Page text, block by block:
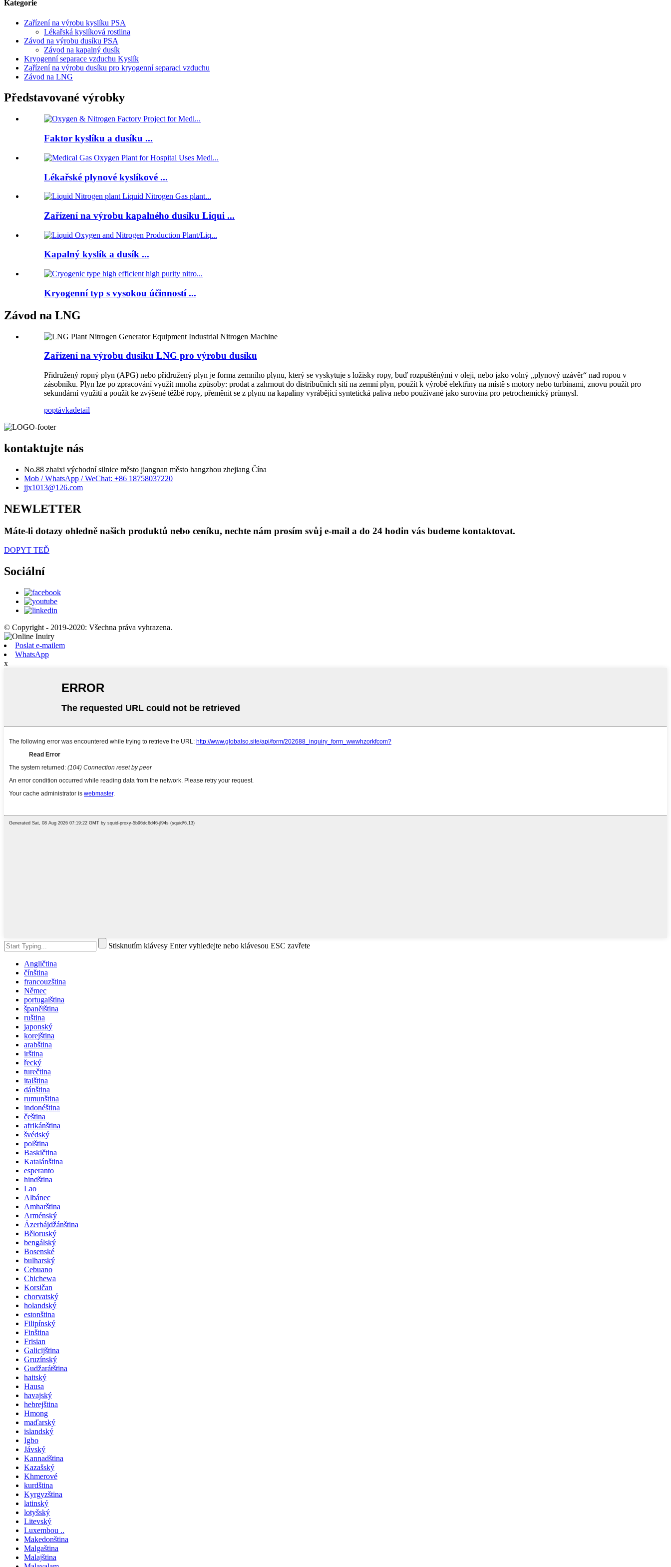
Kategorie
Zařízení na výrobu kyslíku PSA
Lékařská kyslíková rostlina
Závod na výrobu dusíku PSA
Závod na kapalný dusík
Kryogenní separace vzduchu Kyslík
Zařízení na výrobu dusíku pro kryogenní separaci vzduchu
Závod na LNG
Představované výrobky
Faktor kyslíku a dusíku ...
Lékařské plynové kyslíkové ...
Zařízení na výrobu kapalného dusíku Liqui ...
Kapalný kyslík a dusík ...
Kryogenní typ s vysokou účinností ...
Závod na LNG
Zařízení na výrobu dusíku LNG pro výrobu dusíku
Přidružený ropný plyn (APG) nebo přidružený plyn je forma zemního plynu, který se vyskytuje s ložisky ropy, buď rozpuštěnými v oleji, nebo jako volný „plynový uzávěr“ nad ropou v
zásobníku. Plyn lze po zpracování využít mnoha způsoby: prodat a zahrnout do distribučních sítí na zemní plyn, použít k výrobě elektřiny na místě s motory nebo turbínami, znovu použít pro
sekundární využití a použít ke zvýšené těžbě ropy, přeměnit se z plynu na kapaliny vyrábějící syntetická paliva nebo používané jako surovina pro petrochemický průmysl.
poptávkadetail
kontaktujte nás
No.88 zhaixi východní silnice město jiangnan město hangzhou zhejiang Čína
Mob / WhatsApp / WeChat: +86 18758037220
jjx1013@126.com
NEWLETTER
Máte-li dotazy ohledně našich produktů nebo ceníku, nechte nám prosím svůj e-mail a do 24 hodin vás budeme kontaktovat.
DOPYT TEĎ
Sociální
© Copyright - 2019-2020: Všechna práva vyhrazena.
Poslat e-mailem
WhatsApp
x
Stisknutím klávesy Enter vyhledejte nebo klávesou ESC zavřete
Angličtina
čínština
francouzština
Němec
portugalština
španělština
ruština
japonský
korejština
arabština
irština
řecký
turečtina
italština
dánština
rumunština
indonéština
čeština
afrikánština
švédský
polština
Baskičtina
Katalánština
esperanto
hindština
Lao
Albánec
Amharština
Arménský
Ázerbájdžánština
Běloruský
bengálský
Bosenské
bulharský
Cebuano
Chichewa
Korsičan
chorvatský
holandský
estonština
Filipínský
Finština
Frisian
Galicijština
Gruzínský
Gudžarátština
haitský
Hausa
havajský
hebrejština
Hmong
maďarský
islandský
Igbo
Jávský
Kannadština
Kazašský
Khmerové
kurdština
Kyrgyzština
latinský
lotyšský
Litevský
Luxembou ..
Makedonština
Malgaština
Malajština